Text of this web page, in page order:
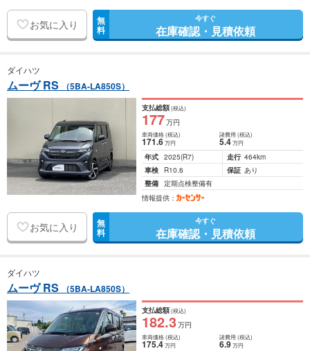
お気に入り 無
料
今すぐ
在庫確認・見積依頼
ダイハツ
ムーヴ RS （5BA-LA850S）
支払総額(税込)
177万円
車両価格(税込)
171.6万円
諸費用 (税込)
5.4 万円
年式 2025(R7) 走行 464km
車検
R10.6 保証 あり
整備 定期点検整備有
情報提供：
お気に入り 無
料
今すぐ
在庫確認・見積依頼
ダイハツ
ムーヴ RS （5BA-LA850S）
支払総額(税込)
182.3万円
車両価格(税込)
175.4万円
諸費用 (税込)
6.9 万円